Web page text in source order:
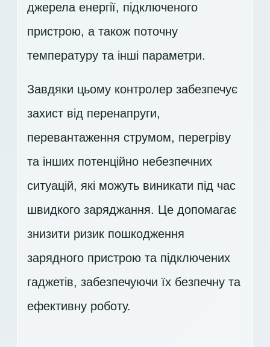
джерела енергії, підключеного
пристрою, а також поточну
температуру та інші параметри.
Завдяки цьому контролер забезпечує
захист від перенапруги,
перевантаження струмом, перегріву
та інших потенційно небезпечних
ситуацій, які можуть виникати під час
швидкого заряджання. Це допомагає
знизити ризик пошкодження
зарядного пристрою та підключених
гаджетів, забезпечуючи їх безпечну та
ефективну роботу.